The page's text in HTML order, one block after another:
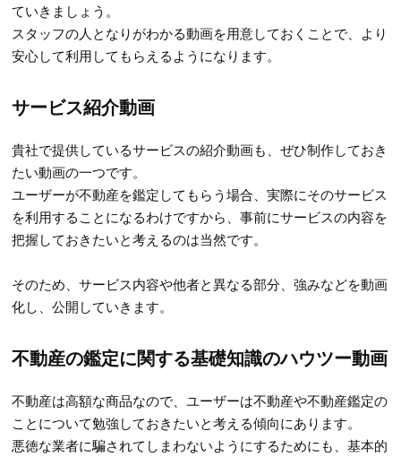
ていきましょう。
スタッフの人となりがわかる動画を用意しておくことで、より
安心して利用してもらえるようになります。
サービス紹介動画
貴社で提供しているサービスの紹介動画も、ぜひ制作しておき
たい動画の一つです。
ユーザーが不動産を鑑定してもらう場合、実際にそのサービス
を利用することになるわけですから、事前にサービスの内容を
把握しておきたいと考えるのは当然です。
そのため、サービス内容や他者と異なる部分、強みなどを動画
化し、公開していきます。
不動産の鑑定に関する基礎知識のハウツー動画
不動産は高額な商品なので、ユーザーは不動産や不動産鑑定の
ことについて勉強しておきたいと考える傾向にあります。
悪徳な業者に騙されてしまわないようにするためにも、基本的